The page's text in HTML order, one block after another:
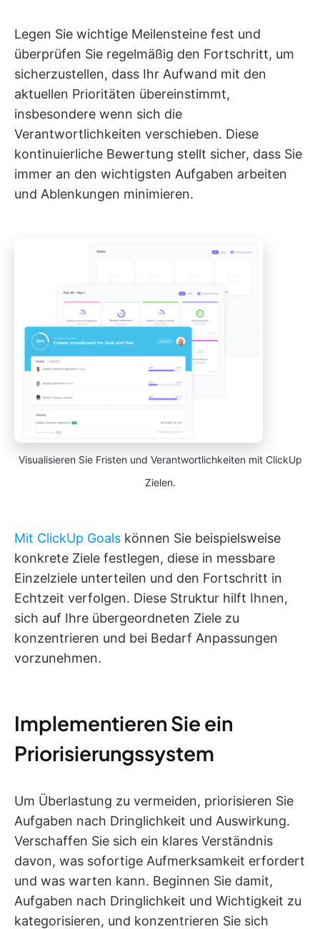
Legen Sie wichtige Meilensteine fest und
überprüfen Sie regelmäßig den Fortschritt, um
sicherzustellen, dass Ihr Aufwand mit den
aktuellen Prioritäten übereinstimmt,
insbesondere wenn sich die
Verantwortlichkeiten verschieben. Diese
kontinuierliche Bewertung stellt sicher, dass Sie
immer an den wichtigsten Aufgaben arbeiten
und Ablenkungen minimieren.
Visualisieren Sie Fristen und Verantwortlichkeiten mit ClickUp
Zielen.
Mit ClickUp Goals können Sie beispielsweise
konkrete Ziele festlegen, diese in messbare
Einzelziele unterteilen und den Fortschritt in
Echtzeit verfolgen. Diese Struktur hilft Ihnen,
sich auf Ihre übergeordneten Ziele zu
konzentrieren und bei Bedarf Anpassungen
vorzunehmen.
Implementieren Sie ein
Priorisierungssystem
Um Überlastung zu vermeiden, priorisieren Sie
Aufgaben nach Dringlichkeit und Auswirkung.
Verschaffen Sie sich ein klares Verständnis
davon, was sofortige Aufmerksamkeit erfordert
und was warten kann. Beginnen Sie damit,
Aufgaben nach Dringlichkeit und Wichtigkeit zu
kategorisieren, und konzentrieren Sie sich